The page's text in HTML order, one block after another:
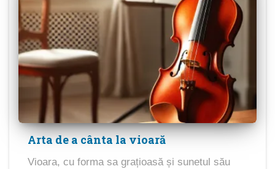
Arta de a cânta la vioară
Vioara, cu forma sa grațioasă și sunetul său